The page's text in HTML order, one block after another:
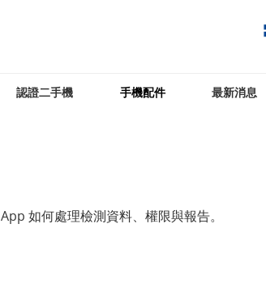
認證二手機 手機配件 最新消息
如何處理檢測資料、權限與報告。